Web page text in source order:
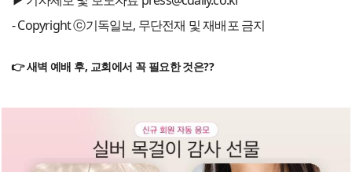
- Copyright ⓒ기독일보, 무단전재 및 재배포 금지
👉 새벽 예배 후, 교회에서 꼭 필요한 것은??